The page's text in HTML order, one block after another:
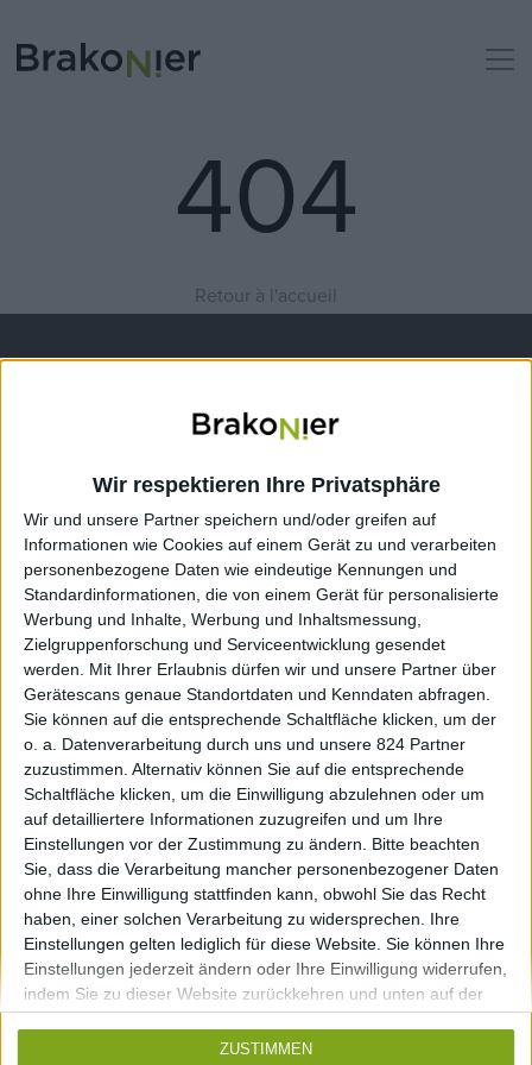
Wir respektieren Ihre Privatsphäre
Wir und unsere Partner speichern und/oder greifen auf
Informationen wie Cookies auf einem Gerät zu und verarbeiten
personenbezogene Daten wie eindeutige Kennungen und
Standardinformationen, die von einem Gerät für personalisierte
Werbung und Inhalte, Werbung und Inhaltsmessung,
Zielgruppenforschung und Serviceentwicklung gesendet
werden. Mit Ihrer Erlaubnis dürfen wir und unsere Partner über
Gerätescans genaue Standortdaten und Kenndaten abfragen.
Sie können auf die entsprechende Schaltfläche klicken, um der
o. a. Datenverarbeitung durch uns und unsere 824 Partner
zuzustimmen. Alternativ können Sie auf die entsprechende
Schaltfläche klicken, um die Einwilligung abzulehnen oder um
auf detailliertere Informationen zuzugreifen und um Ihre
Einstellungen vor der Zustimmung zu ändern. Bitte beachten
Sie, dass die Verarbeitung mancher personenbezogener Daten
ohne Ihre Einwilligung stattfinden kann, obwohl Sie das Recht
haben, einer solchen Verarbeitung zu widersprechen. Ihre
Einstellungen gelten lediglich für diese Website. Sie können Ihre
Einstellungen jederzeit ändern oder Ihre Einwilligung widerrufen,
indem Sie zu dieser Website zurückkehren und unten auf der
Webseite auf die Schaltfläche "Datenschutz" klicken.
ZUSTIMMEN
404
Retour à l'accueil
16a, rue Gabriel Lippmann
L-1943 Luxembourg
info@nbr.lu
Tel. +352 27 36 53 43
Kontakt
Impressum
brakonier_furniture